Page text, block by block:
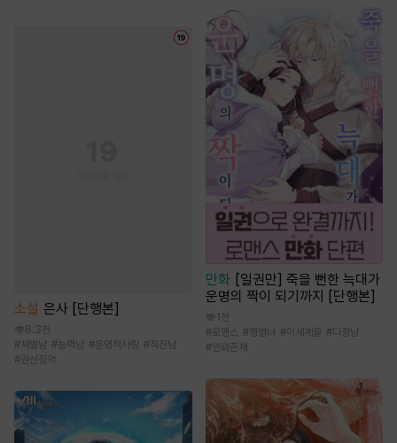
소설 은사 [단행본]
8.3천
# 재벌남 #능력남 #운명적사랑 #직진남
#권선징악
만화
[일권만] 죽을 뻔한 늑대가
운명의 짝이 되기까지 [단행본]
1천
#로맨스 #평범녀 #이세계물 #다정남
#인외존재